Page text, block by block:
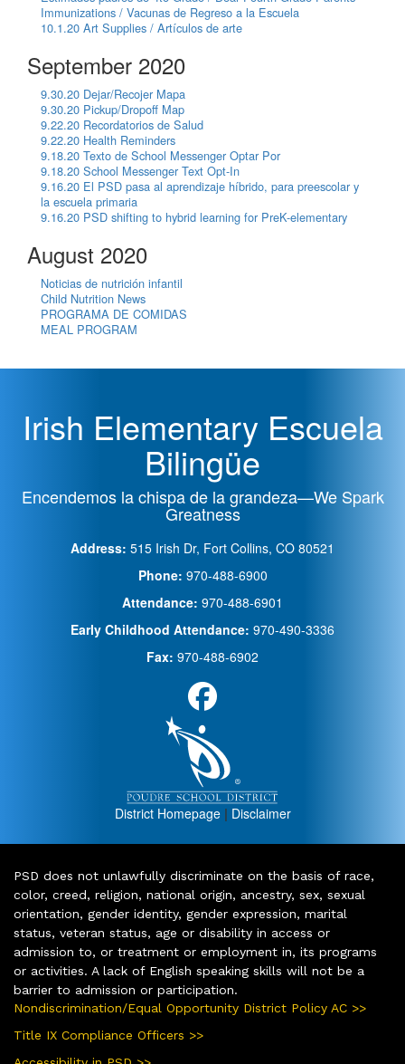
Immunizations / Vacunas de Regreso a la Escuela
10.1.20 Art Supplies / Artículos de arte
September 2020
9.30.20 Dejar/Recojer Mapa
9.30.20 Pickup/Dropoff Map
9.22.20 Recordatorios de Salud
9.22.20 Health Reminders
9.18.20 Texto de School Messenger Optar Por
9.18.20 School Messenger Text Opt-In
9.16.20 El PSD pasa al aprendizaje híbrido, para preescolar y
la escuela primaria
9.16.20 PSD shifting to hybrid learning for PreK-elementary
August 2020
Noticias de nutrición infantil
Child Nutrition News
PROGRAMA DE COMIDAS
MEAL PROGRAM
Irish Elementary Escuela
Bilingüe
Encendemos la chispa de la grandeza—We Spark
Greatness
Address: 515 Irish Dr, Fort Collins, CO 80521
Phone: 970-488-6900
Attendance: 970-488-6901
Early Childhood Attendance: 970-490-3336
Fax: 970-488-6902
District Homepage| Disclaimer
PSD does not unlawfully discriminate on the basis of race,
color, creed, religion, national origin, ancestry, sex, sexual
orientation, gender identity, gender expression, marital
status, veteran status, age or disability in access or
admission to, or treatment or employment in, its programs
or activities. A lack of English speaking skills will not be a
barrier to admission or participation.
Nondiscrimination/Equal Opportunity District Policy AC >>
Title IX Compliance Officers >>